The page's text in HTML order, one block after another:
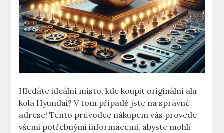
Hledáte ideální místo, kde koupit originální alu
kola Hyundai? V tom případě jste na správné
adrese! Tento průvodce nákupem vás provede
všemi potřebnými informacemi, abyste mohli